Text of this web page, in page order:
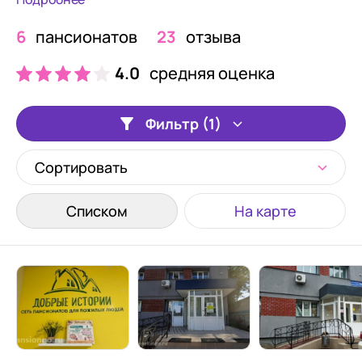
6 пансионатов 23 отзыва
4.0 средняя оценка
Фильтр (1)
Сортировать
Списком На карте